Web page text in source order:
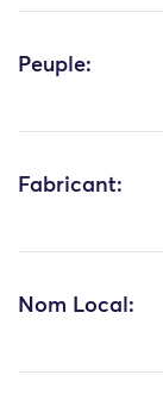
Peuple:
Fabricant:
Nom Local: